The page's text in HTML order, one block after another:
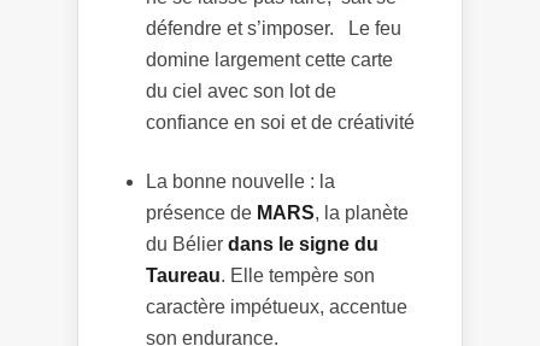
défendre et s’imposer. Le feu
domine largement cette carte
du ciel avec son lot de
confiance en soi et de créativité
La bonne nouvelle : la
présence de MARS, la planète
du Bélier dans le signe du
Taureau. Elle tempère son
caractère impétueux, accentue
son endurance.